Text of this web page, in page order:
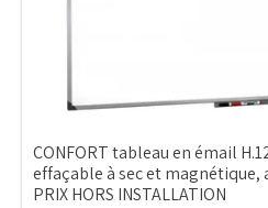
CONFORT tableau en émail
effaçable à sec et
PRIX HORS INSTALLATION